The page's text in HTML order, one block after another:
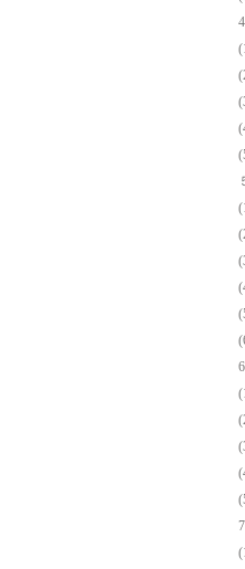
4、
(1)
(2)
(3)
(4)
(5)
５
(1)
(2)
(3)
(4)
(5)
(6)
6、
(1)
(2)
(3)
(4)
(5)
7
(1)